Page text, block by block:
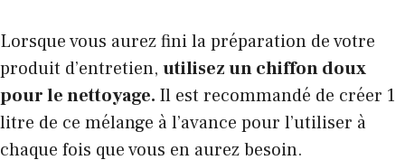
Lorsque vous aurez fini la préparation de votre
produit d’entretien, utilisez un chiffon doux
pour le nettoyage. Il est recommandé de créer 1
litre de ce mélange à l’avance pour l’utiliser à
chaque fois que vous en aurez besoin.